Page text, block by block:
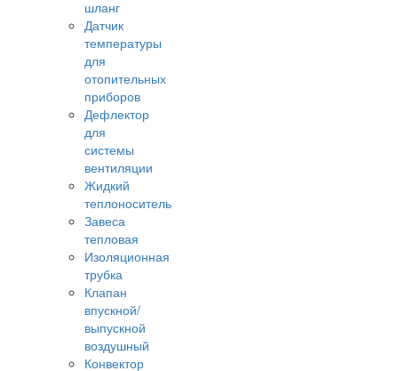
шланг
Датчик
температуры
для
отопительных
приборов
Дефлектор
для
системы
вентиляции
Жидкий
теплоноситель
Завеса
тепловая
Изоляционная
трубка
Клапан
впускной/
выпускной
воздушный
Конвектор